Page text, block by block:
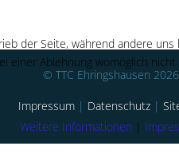
© TTC Ehringshausen 2026
Impressum | Datenschutz |
der Seite, während andere
Ablehnung womöglich
Weitere Informationen |